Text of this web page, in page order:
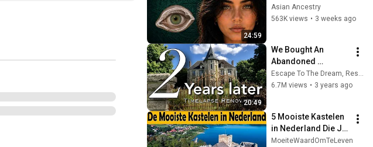
24:59
Revealed Where
They Really Come
Asian Ancestry
563K views • 3 weeks ago
20:49
We Bought An
Abandoned
Chateau, THEN &
NOW, 2 YEAR
Escape To The Dream, Restoring The Château.
6.7M views • 3 years ago
5 Mooiste Kastelen
in Nederland Die Je
Moet Zien!
MoeiteWaardOmTeLeven